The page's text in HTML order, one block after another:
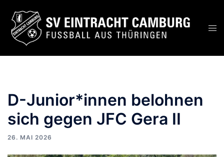
D-Junior*innen belohnen
sich gegen JFC Gera II
26. MAI 2026